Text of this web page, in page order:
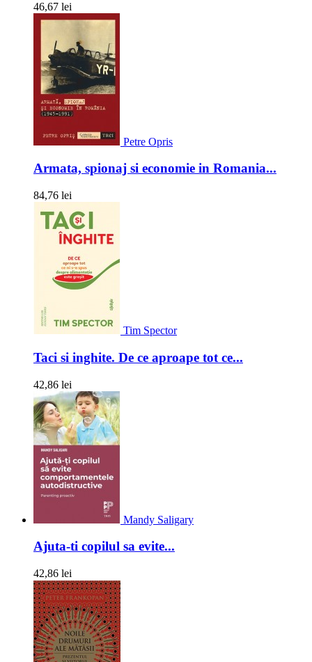
46,67 lei
Petre Opris
Armata, spionaj si economie in Romania...
84,76 lei
Tim Spector
Taci si inghite. De ce aproape tot ce...
42,86 lei
Mandy Saligary
Ajuta-ti copilul sa evite...
42,86 lei